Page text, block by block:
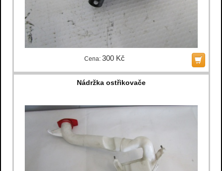
Cena: 300 Kč
Nádržka ostřikovače